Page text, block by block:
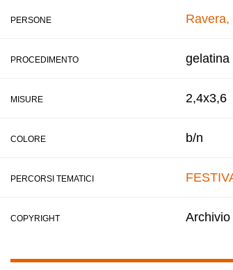
PERSONE Ravera,
PROCEDIMENTO gelatina
MISURE 2,4x3,6
COLORE b/n
PERCORSI TEMATICI
COPYRIGHT